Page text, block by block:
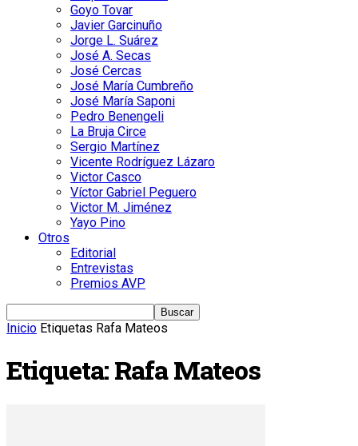
Goyo Tovar
Javier Garcinuño
Jorge L. Suárez
José A. Secas
José Cercas
José María Cumbreño
José María Saponi
Pedro Benengeli
La Bruja Circe
Sergio Martínez
Vicente Rodríguez Lázaro
Victor Casco
Víctor Gabriel Peguero
Victor M. Jiménez
Yayo Pino
Otros
Editorial
Entrevistas
Premios AVP
Inicio Etiquetas Rafa Mateos
Etiqueta: Rafa Mateos